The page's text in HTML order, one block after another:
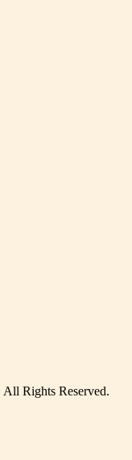
All Rights Reserved.